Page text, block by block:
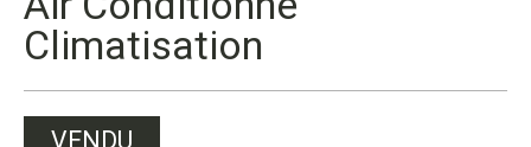
Climatisation
VENDU